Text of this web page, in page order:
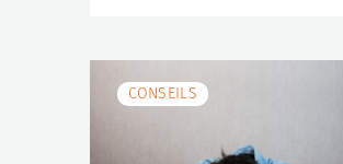
CONSEILS